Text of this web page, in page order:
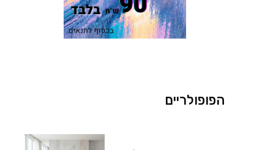
הפופולריים